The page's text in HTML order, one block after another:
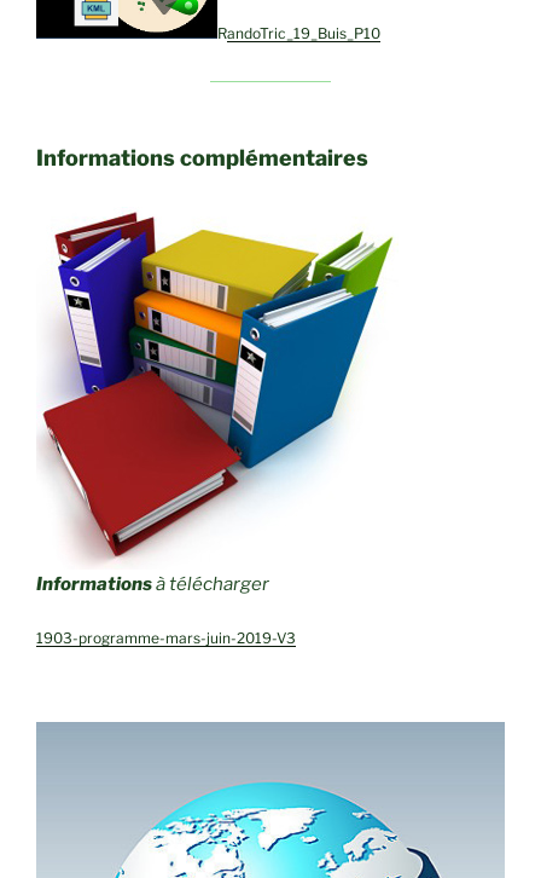
RandoTric_19_Buis_P10
Informations complémentaires
Informationsà télécharger
1903-programme-mars-juin-2019-V3